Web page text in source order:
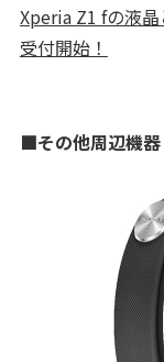
Xperia Z1 fの液
受付開始！
■その他周辺機器